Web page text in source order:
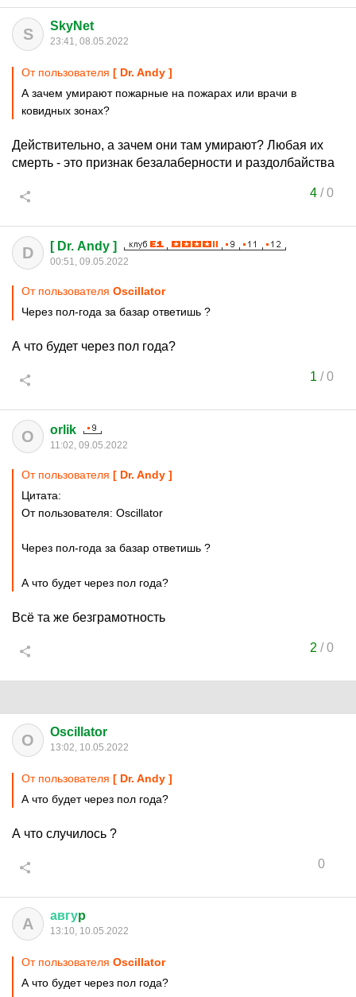
S SkyNet
23:41, 08.05.2022
От пользователя [ Dr. Andy ]
А зачем умирают пожарные на пожарах или врачи в
ковидных зонах?
Действительно, а зачем они там умирают? Любая их
смерть - это признак безалаберности и раздолбайства
4/0
D [ Dr. Andy ]
00:51, 09.05.2022
От пользователя Oscillator
Через пол-года за базар ответишь ?
А что будет через пол года?
1 /0
O orlik
11:02, 09.05.2022
От пользователя [ Dr. Andy ]
Цитата:
От пользователя: Oscillator
Через пол-года за базар ответишь ?
А что будет через пол года?
Всё та же безграмотность
2 /0
O Oscillator
13:02, 10.05.2022
От пользователя [ Dr. Andy ]
А что будет через пол года?
А что случилось ?
0
А авгуp
13:10, 10.05.2022
От пользователя Oscillator
А что будет через пол года?